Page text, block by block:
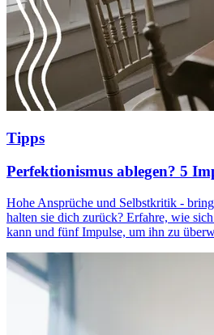
Tipps
Perfektionismus ablegen? 5
Hohe Ansprüche und Selbstkritik -
halten sie dich zurück? Erfahre, wie
kann und fünf Impulse, um ihn zu